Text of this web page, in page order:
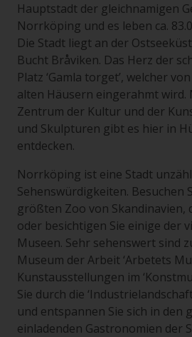
Hauptstadt der gleichnamigen
Norrköping und es leben ca.
Die Stadt liegt an der
Bucht Bråviken. Das Herz der
Platz ‘Gamla torget’, welcher
alten Häusern eingerahmt
Zentrum der Kultur und der
und Skulpturen gibt es hier in
entdecken.
Norrköping ist eine Stadt
Sehenswürdigkeiten. Besuchen
größten Zoo von Skandinavien,
oder besichtigen Sie einige der
Museen. Sehr sehenswert sind
Museum der Arbeit ‘Arbetets
Kunstausstellungen im
Sie durch die
und entspannen Sie sich in den
einladenden Gastronomien der